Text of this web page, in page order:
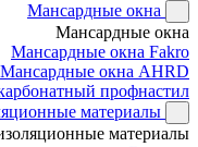
Мансардные окна
Мансардные окна
Мансардные окна Fakro
Мансардные окна AHRD
профнастил
материалы
материалы